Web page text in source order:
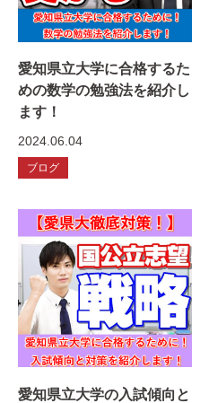
愛知県立大学に合格するた
めの数学の勉強法を紹介し
ます！
2024.06.04
ブログ
愛知県立大学の入試傾向と